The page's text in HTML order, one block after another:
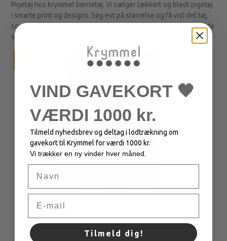
Pigetøj hos krymmel børnetøj. Vi sælger lækkert og blødt pigetøj
i smarte print og designs. Søg evt på størrelse og få vist det tøj,
som er aktuelt for dit barn. Er din datter feks. 124 cm høj, vælg da
størrelserne 122, 128 og 116/122 og 128/134.
TILBUD
VIND GAVEKORT 🖤
VÆRDI 1000 kr.
Tilmeld nyhedsbrev og deltag i lodtrækning om
gavekort til Krymmel for værdi 1000 kr.
Vi trækker en ny vinder hver måned.
Tilmeld dig!